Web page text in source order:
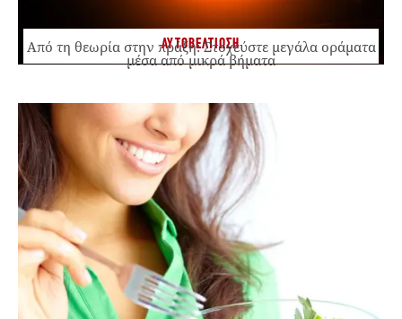
ΑΥΤΟΒΕΛΤΙΩΣΗ
Από τη θεωρία στην πράξη: Στοχεύστε μεγάλα οράματα
μέσα από μικρά βήματα